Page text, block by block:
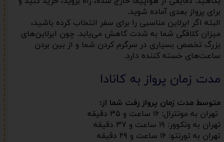
برای پرواز بعدی آماده شوید.
البته اگر ایرلاین مناسبی را برای سفر انتخاب کرده باشید،
میزان کلافگی شما به شدت کاهش می‌یابد. چون ایرلاین‌های
بزرگ تخصص بسیاری در سرگرم کردن شما و از بین بردن
ساعت‌های خسته کننده دارد.
مدت زمان پرواز به کانادا
متوسط مدت زمان پرواز رفت شما از:
تهران به مونترال: ۱۶ ساعت و ۳۵ دقیقه
تهران به ونکوور: ۱۹ ساعت و ۳۷ دقیقه
تهران به تورنتو: ۱۶ ساعت و ۲۹ دقیقه